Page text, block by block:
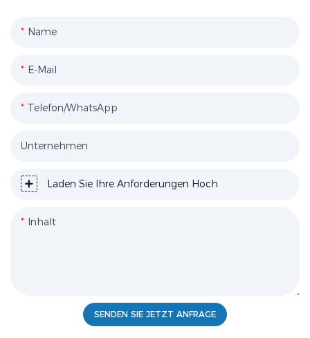
Name
E-Mail
Telefon/WhatsApp
Unternehmen
Laden Sie Ihre Anforderungen Hoch
Inhalt
SENDEN SIE JETZT ANFRAGE